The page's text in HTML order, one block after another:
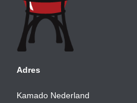
Adres
Kamado Nederland